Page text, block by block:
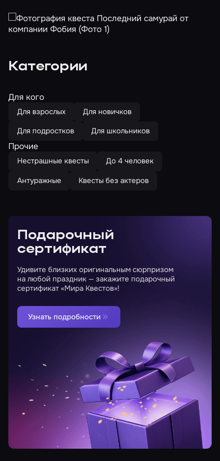
Категории
Для кого
Для взрослых
Для новичков
Для подростков
Для школьников
Прочие
Нестрашные квесты
До 4 человек
Антуражные
Квесты без актеров
Подарочный
сертификат
Удивите близких оригинальным сюрпризом
на любой праздник — закажите подарочный
сертификат «Мира Квестов»!
Узнать подробности